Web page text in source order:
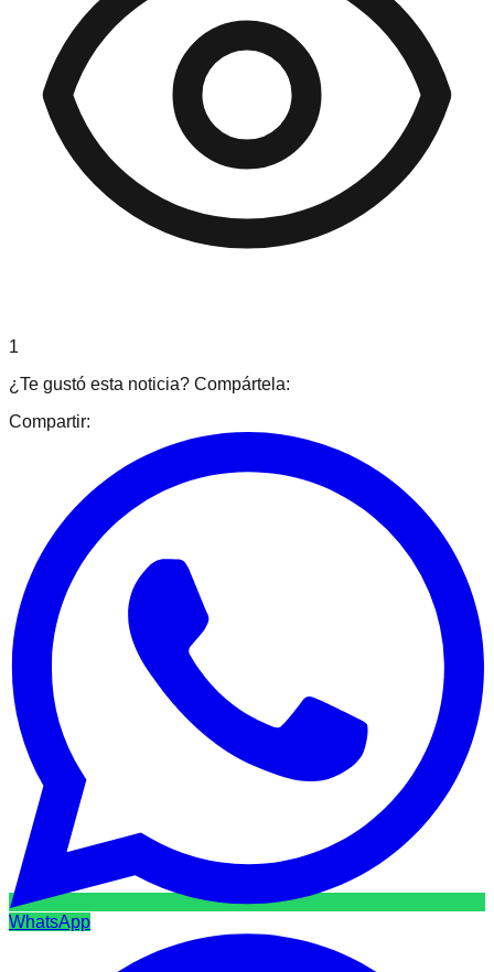
1
¿Te gustó esta noticia? Compártela:
Compartir:
WhatsApp